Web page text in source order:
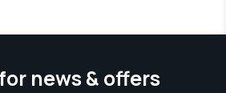
news & offers